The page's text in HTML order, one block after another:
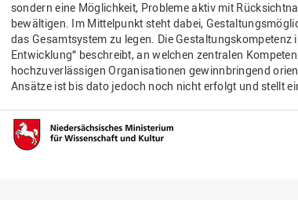
sondern eine Möglichkeit, Probleme aktiv mit
bewältigen. Im Mittelpunkt steht dabei,
das Gesamtsystem zu legen. Die
Entwicklung“ beschreibt, an welchen zentralen
hochzuverlässigen Organisationen gewinnbringend
Ansätze ist bis dato jedoch noch nicht erfolgt und stellt